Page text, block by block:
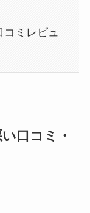
コミレビュ
口コミ・